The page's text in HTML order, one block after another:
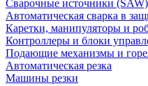
Сварочные источники (SAW)
Автоматическая сварка в
Каретки, манипуляторы и
Контроллеры и блоки
Подающие механизмы и
Автоматическая резка
Машины резки